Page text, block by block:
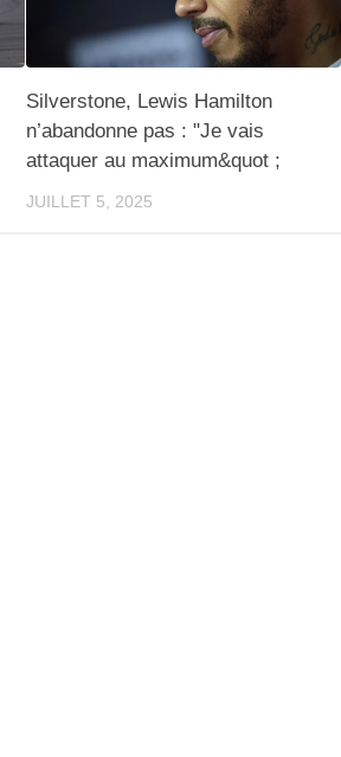
Silverstone, Lewis Hamilton
n’abandonne pas : "Je vais
attaquer au maximum&quot ;
JUILLET 5, 2025